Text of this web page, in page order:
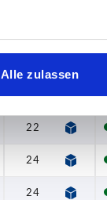
Alle zulassen
Numero
di denti
22
22
24
24